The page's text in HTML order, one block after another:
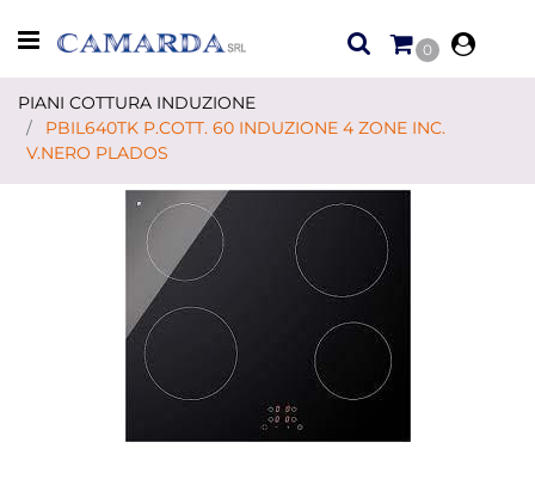
Open menu
0
PIANI COTTURA INDUZIONE
PBIL640TK P.COTT. 60 INDUZIONE 4 ZONE INC.
V.NERO PLADOS